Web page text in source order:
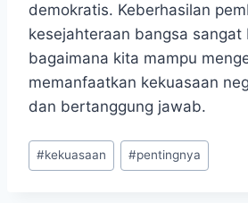
demokratis. Keberhasilan
kesejahteraan bangsa
bagaimana kita mampu
memanfaatkan kekuasaan
dan bertanggung jawab.
Post
Tags:
#kekuasaan #pentingnya